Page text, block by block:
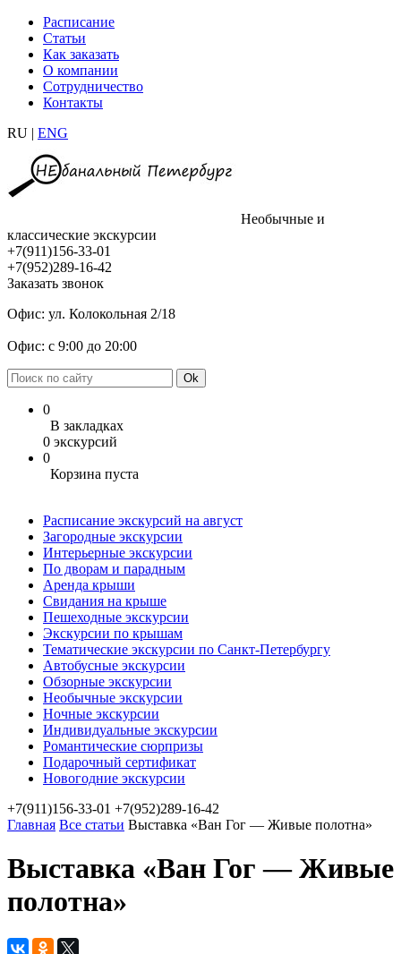
Расписание
Статьи
Как заказать
О компании
Сотрудничество
Контакты
RU | ENG
Необычные и
классические экскурсии
+7(911)156-33-01
+7(952)289-16-42
Заказать звонок
Офис: ул. Колокольная 2/18
Офис: с 9:00 до 20:00
0
В закладках
0 экскурсий
0
Корзина пуста
Расписание экскурсий на август
Загородные экскурсии
Интерьерные экскурсии
По дворам и парадным
Аренда крыши
Свидания на крыше
Пешеходные экскурсии
Экскурсии по крышам
Тематические экскурсии по Санкт-Петербургу
Автобусные экскурсии
Обзорные экскурсии
Необычные экскурсии
Ночные экскурсии
Индивидуальные экскурсии
Романтические сюрпризы
Подарочный сертификат
Новогодние экскурсии
+7(911)156-33-01 +7(952)289-16-42
Главная Все статьи Выставка «Ван Гог — Живые полотна»
Выставка «Ван Гог — Живые
полотна»